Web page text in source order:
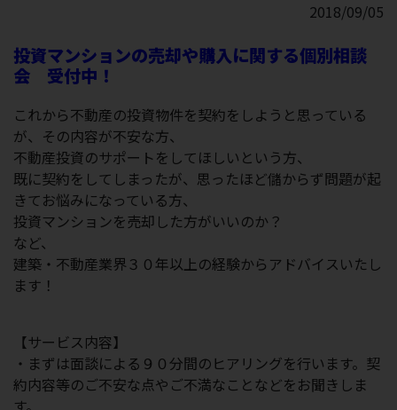
2018/09/05
投資マンションの売却や購入に関する個別相談
会 受付中！
これから不動産の投資物件を契約をしようと思っている
が、その内容が不安な方、
不動産投資のサポートをしてほしいという方、
既に契約をしてしまったが、思ったほど儲からず問題が起
きてお悩みになっている方、
投資マンションを売却した方がいいのか？
など、
建築・不動産業界３０年以上の経験からアドバイスいたし
ます！
【サービス内容】
・まずは面談による９０分間のヒアリングを行います。契
約内容等のご不安な点やご不満なことなどをお聞きしま
す。